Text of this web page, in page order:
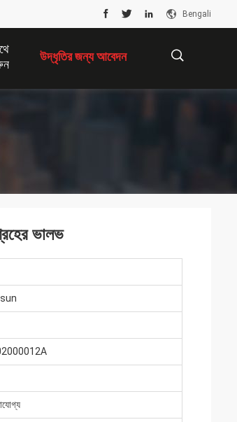
Bengali
উদ্ধৃতির জন্য আবেদন
ভালভ